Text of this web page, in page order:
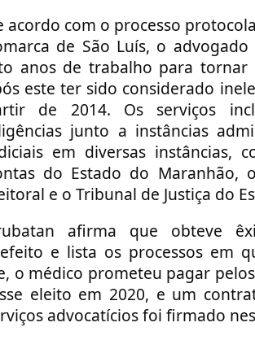
acordo com o processo
de São Luís, o
anos de trabalho para tornar
este ter sido considerado
de 2014. Os serviços
junto a instâncias
em diversas instâncias,
do Estado do Maranhão,
e o Tribunal de Justiça do
afirma que obteve
e lista os processos em
o médico prometeu pagar
eleito em 2020, e um
advocatícios foi firmado